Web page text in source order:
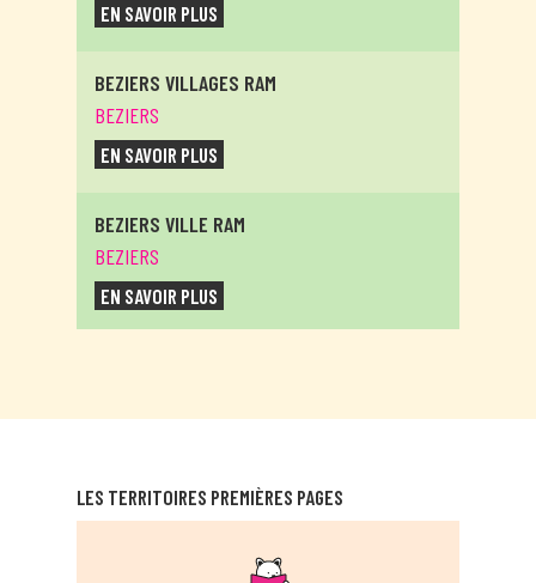
EN SAVOIR PLUS
BEZIERS VILLAGES RAM
BEZIERS
EN SAVOIR PLUS
BEZIERS VILLE RAM
BEZIERS
EN SAVOIR PLUS
CARNON MEDIATHEQUE
LES TERRITOIRES PREMIÈRES PAGES